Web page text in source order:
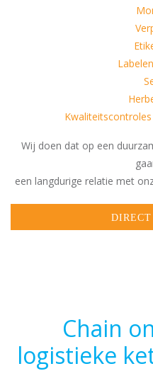
Wij doen dat op een
een langdurige relatie met
Chain
logistieke